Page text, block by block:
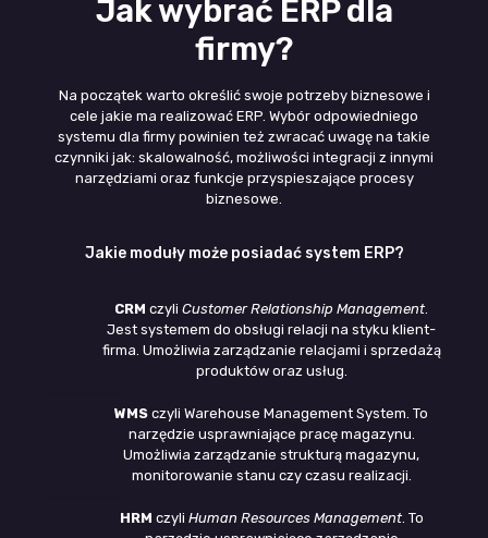
Jak wybrać ERP dla
firmy?
Na początek warto określić swoje potrzeby biznesowe i
cele jakie ma realizować ERP. Wybór odpowiedniego
systemu dla firmy powinien też zwracać uwagę na takie
czynniki jak: skalowalność, możliwości integracji z innymi
narzędziami oraz funkcje przyspieszające procesy
biznesowe.
Jakie moduły może posiadać system ERP?
CRM czyli Customer Relationship Management
Jest systemem do obsługi relacji na styku klient-
firma. Umożliwia zarządzanie relacjami i sprzedażą
produktów oraz usług.
WMS czyli Warehouse Management System. To
narzędzie usprawniające pracę magazynu.
Umożliwia zarządzanie strukturą magazynu,
monitorowanie stanu czy czasu realizacji.
HRM czyli Human Resources Management. To